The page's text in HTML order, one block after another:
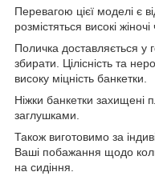
Перевагою цієї моделі є
розмістяться високі жіночі
Поличка доставляється у
збирати. Цілісність та
високу міцність банкетки.
Ніжки банкетки захищені
заглушками.
Також виготовимо за
Ваші побажання щодо
на сидіння.